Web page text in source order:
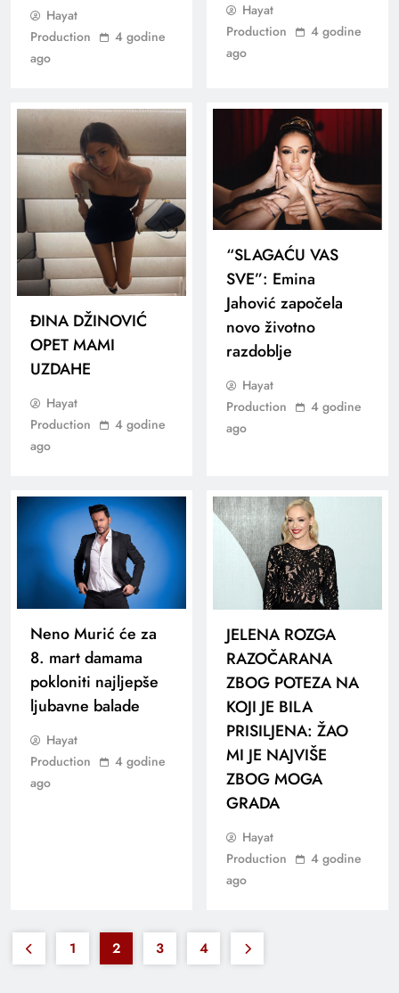
Hayat
Production
4 godine
ago
Hayat
Production
4 godine
ago
ĐINA DŽINOVIĆ
OPET MAMI
UZDAHE
Hayat
Production
4 godine
ago
“SLAGAĆU VAS
SVE”: Emina
Jahović započela
novo životno
razdoblje
Hayat
Production
4 godine
ago
Neno Murić će za
8. mart damama
pokloniti najljepše
ljubavne balade
Hayat
Production
4 godine
ago
JELENA ROZGA
RAZOČARANA
ZBOG POTEZA NA
KOJI JE BILA
PRISILJENA: ŽAO
MI JE NAJVIŠE
ZBOG MOGA
GRADA
Hayat
Production
4 godine
ago
1 2 3 4